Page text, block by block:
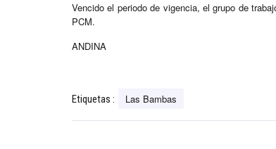
Vencido el periodo de vigencia, el grupo de
PCM.
ANDINA
Etiquetas : Las Bambas